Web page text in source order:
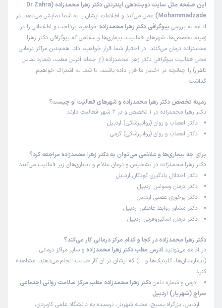
این صفحه مثل سایت نوبت‌دهی اینترنتی دکتر زهرا محمدزاده (Dr Zahra
Mohammadzade)
عمل می‌کند و اطلاعات ایشان را به شما نمایش می‌دهد. در
ادامه به بررسی بیوگرافی دکتر زهرا محمدزاده خواهیم پرداخت و اطلاعاتی را در
زمینه تخصص‌ها، شهرهای فعالیت، بیماری‌ها و علائمی که بیوگرافی دکتر زهرا
محمدزاده درمان می‌کنند، در اختیار شما قرار خواهیم داد. همچنین مراکز درمانی
محل فعالیت بیوگرافی دکتر زهرا محمدزاده (از جمله آدرس مطب، شماره تماس
تلفن) را چنانچه در اختیار ما قرار داده باشند، با شما به اشتراک خواهیم
گذاشت.
زمینه تخصص دکتر زهرا محمدزاده و شهرهای فعالیت او چیست؟
دکتر زهرا محمدزاده در 1 تخصص و در 2 شهر فعالیت دارند:
دکتر اعصاب و روان (روانپزشکی) اردبیل
دکتر اعصاب و روان (روانپزشکی) گرمی
برای چه بیماری‌ها و علائمی می‌توان به دکتر زهرا محمدزاده مراجعه کرد؟
دکتر زهرا محمدزاده در تشخیص و درمان علائم و بیماری‌های زیر فعالیت می‌کنند:
دکتر اختلال یادگیری کودکان اردبیل
دکتر درمان وسواس اردبیل
دکتر پرخوری عصبی اردبیل
دکتر مشاور روابط عاطفی اردبیل
دکتر درمان اسکیزوفرنی اردبیل
دکتر زهرا محمدزاده در کجا و کدام مرکز درمانی کار می‌کند؟
در ادامه می‌توانید آدرس مطب دکتر زهرا محمدزاده و سایر مراکز درمانی
(بیمارستان‌ها، کلینیک‌ها و …) که ایشان در آن کار طبابت انجام می‌دهند، مشاهده
کنید:
آدرس و شماره تلفندکتر زهرا محمدزاده مطب مرکز سلامت روانی اجتماعی
سراج (شهریار) اردبیل
اردبیل، بزرگراه بسیج، محله شهریار، نرسیده به دانشگاه علمی کاربردی،